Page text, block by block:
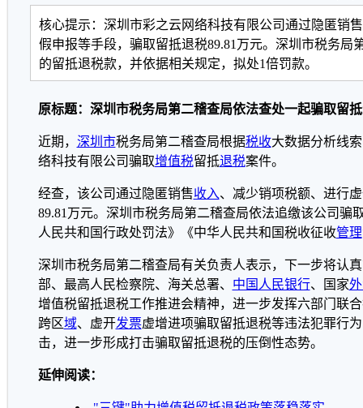
核心提示：深圳市彩之云网络科技有限公司通过隐匿销
假申报等手段，骗取留抵退税89.81万元。深圳市税务局
的留抵退税款，并依据相关规定，拟处1倍罚款。
原标题：深圳市税务局第二稽查局依法查处一起骗取留
近期， 深圳市税务局第二稽查局根据税收大数据分析线
络科技有限公司骗取增值税留抵退税案件。
经查，该公司通过隐匿销售收入、减少销项税额、进行
89.81万元。深圳市税务局第二稽查局依法追缴该公司骗
人民共和国行政处罚法》《中华人民共和国税收征收管理
深圳市税务局第二稽查局有关负责人表示，下一步将认
部、最高人民检察院、海关总署、 中国人民银行、国家
增值税留抵退税工作推进会精神，进一步发挥六部门联
跨区域、虚开发票虚增进项骗取留抵退税等违法犯罪行
击，进一步形成打击骗取留抵退税的压倒性态势。
延伸阅读：